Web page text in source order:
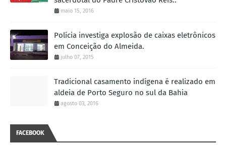
maio 15, 2016
Polícia investiga explosão de caixas eletrônicos
em Conceição do Almeida.
julho 07, 2015
Tradicional casamento indígena é realizado em
aldeia de Porto Seguro no sul da Bahia
agosto 03, 2016
FACEBOOK